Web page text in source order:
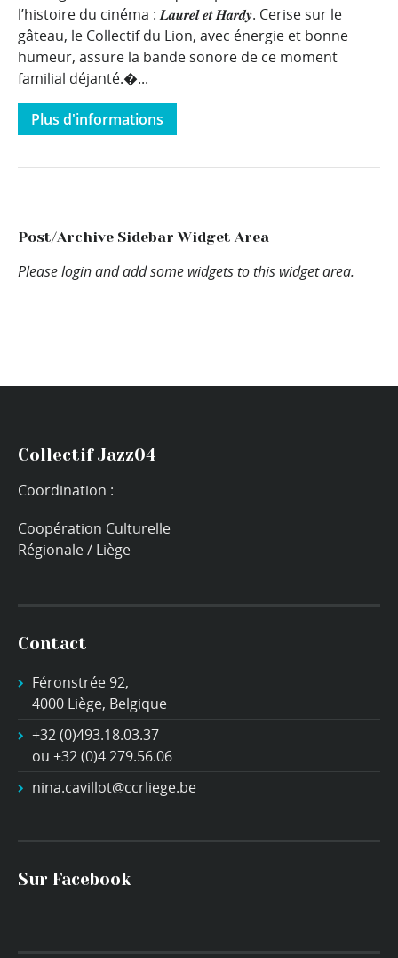
l’histoire du cinéma : 𝑳𝒂𝒖𝒓𝒆𝒍 𝒆𝒕 𝑯𝒂𝒓𝒅𝒚. Cerise sur le
gâteau, le Collectif du Lion, avec énergie et bonne
humeur, assure la bande sonore de ce moment
familial déjanté.�...
Plus d'informations
Post/Archive Sidebar Widget Area
Please login and add some widgets to this widget area.
Collectif Jazz04
Coordination :
Coopération Culturelle
Régionale / Liège
Contact
Féronstrée 92,
4000 Liège, Belgique
+32 (0)493.18.03.37
ou +32 (0)4 279.56.06
nina.cavillot@ccrliege.be
Sur Facebook